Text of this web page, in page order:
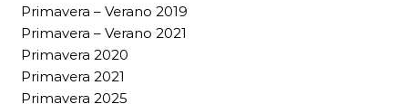
Primavera – Verano 2019
Primavera – Verano 2021
Primavera 2020
Primavera 2021
Primavera 2025